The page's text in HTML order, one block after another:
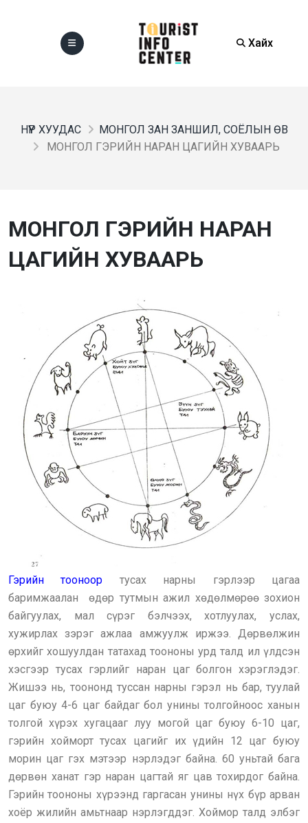
Хайх
НҮҮР ХУУДАС
МОНГОЛ ЗАН ЗАНШИЛ, СОЁЛЫН ӨВ
МОНГОЛ ГЭРИЙН НАРАН ЦАГИЙН ХУВААРЬ
МОНГОЛ ГЭРИЙН НАРАН
ЦАГИЙН ХУВААРЬ
Гэрийн тооноор тусах нарны гэрлээр цагаа
баримжаалан өдөр тутмын ажил хөдөлмөрөө зохион
байгуулах, мал сүрэг бэлчээх, хотлуулах, услах,
хужирлах зэрэг ажлаа амжуулж иржээ. Дөрвөлжин
өрхийг хошуулдан татахад тоононы урд талд ил үлдсэн
хэсгээр тусах гэрлийг наран цаг болгон хэрэглэдэг.
Жишээ нь, тоононд туссан нарны гэрэл нь бар, туулай
цаг буюу 4-6 цаг байдаг бол унины толгойноос ханын
толгой хүрэх хугацааг луу могой цаг буюу 6-10 цаг,
гэрийн хойморт тусах цагийг их үдийн 12 цаг буюу
морин цаг гэх мэтээр нэрлэдэг байна. 60 уньтай бага
дөрвөн ханат гэр наран цагтай яг цав тохирдог байна.
Гэрийн тоононы хүрээнд гаргасан унины нүх бүр арван
хоёр жилийн амьтнаар нэрлэгддэг. Хоймор талд элбэг